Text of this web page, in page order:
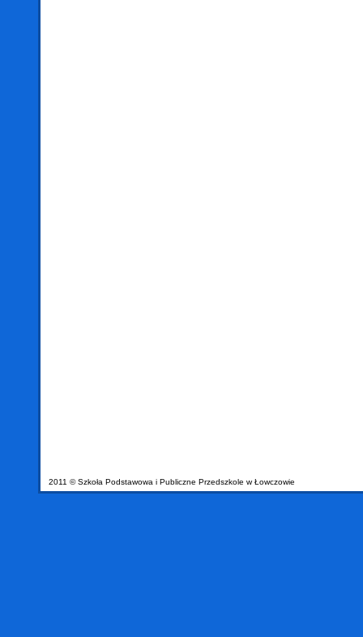
2011 © Szkoła Podstawowa i Publiczne Przedszkole w Łowczowie